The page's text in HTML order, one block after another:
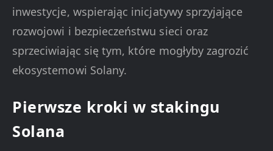
inwestycje, wspierając inicjatywy sprzyjające
rozwojowi i bezpieczeństwu sieci oraz
sprzeciwiając się tym, które mogłyby zagrozić
ekosystemowi Solany.
Pierwsze kroki w stakingu
Solana